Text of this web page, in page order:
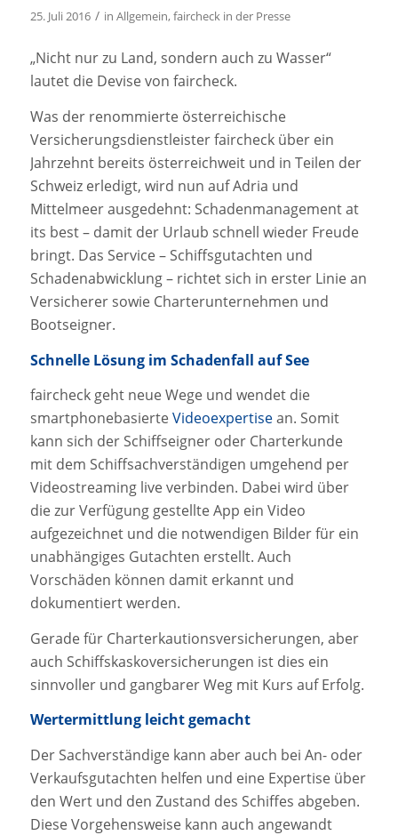
25. Juli 2016 / in Allgemein,faircheck in der Presse
„Nicht nur zu Land, sondern auch zu Wasser“
lautet die Devise von faircheck.
Was der renommierte österreichische
Versicherungsdienstleister faircheck über ein
Jahrzehnt bereits österreichweit und in Teilen der
Schweiz erledigt, wird nun auf Adria und
Mittelmeer ausgedehnt: Schadenmanagement at
its best – damit der Urlaub schnell wieder Freude
bringt. Das Service – Schiffsgutachten und
Schadenabwicklung – richtet sich in erster Linie an
Versicherer sowie Charterunternehmen und
Bootseigner.
Schnelle Lösung im Schadenfall auf See
faircheck geht neue Wege und wendet die
smartphonebasierteVideoexpertisean. Somit
kann sich der Schiffseigner oder Charterkunde
mit dem Schiffsachverständigen umgehend per
Videostreaming live verbinden. Dabei wird über
die zur Verfügung gestellte App ein Video
aufgezeichnet und die notwendigen Bilder für ein
unabhängiges Gutachten erstellt. Auch
Vorschäden können damit erkannt und
dokumentiert werden.
Gerade für Charterkautionsversicherungen, aber
auch Schiffskaskoversicherungen ist dies ein
sinnvoller und gangbarer Weg mit Kurs auf Erfolg.
Wertermittlung leicht gemacht
Der Sachverständige kann aber auch bei An- oder
Verkaufsgutachten helfen und eine Expertise über
den Wert und den Zustand des Schiffes abgeben.
Diese Vorgehensweise kann auch angewandt